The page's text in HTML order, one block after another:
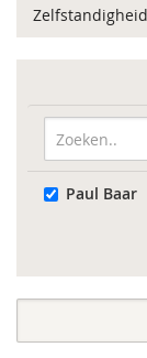
Paul Baar